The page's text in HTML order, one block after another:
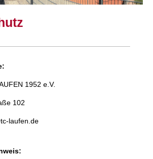
1952 e.V.
102
laufen.de